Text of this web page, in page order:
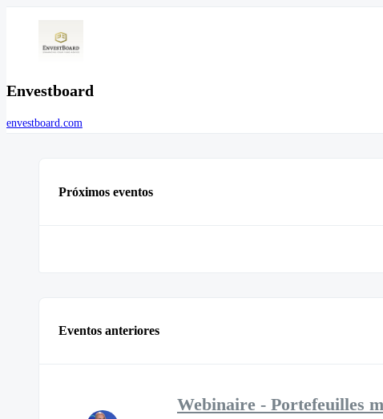
Envestboard
envestboard.com
Próximos eventos
Eventos anteriores
Webinaire - Portefeuilles